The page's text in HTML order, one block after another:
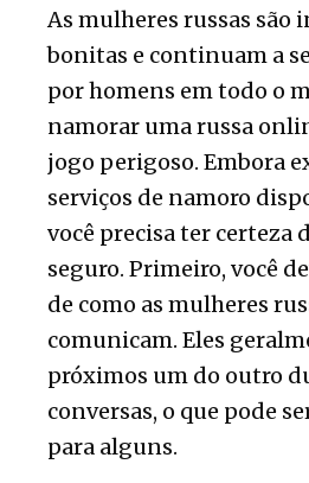
As mulheres russas são
bonitas e continuam a
por homens em todo o
namorar uma russa
jogo perigoso. Embora
serviços de namoro
você precisa ter certeza
seguro. Primeiro, você
de como as mulheres
comunicam. Eles
próximos um do outro
conversas, o que pode
para alguns.